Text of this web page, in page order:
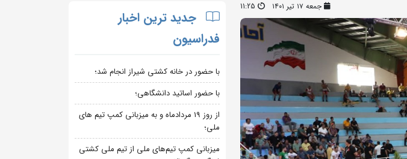
جمعه ۱۷ تیر ۱۴۰۱ 11:25
جدید ترین اخبار
فدراسیون
با حضور در خانه کشتی شیراز انجام شد؛
با حضور اساتید دانشگاهی؛
از روز 19 مردادماه و به میزبانی کمپ تیم های
ملی؛
میزبانی کمپ تیم‌های ملی از تیم ملی کشتی